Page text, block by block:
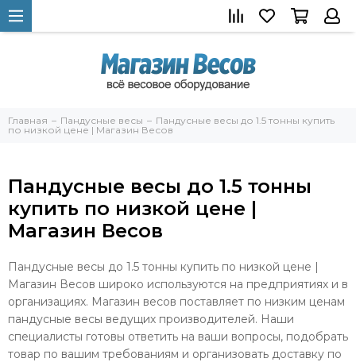
Главная Пандусные весы
Пандусные весы до 1.5 тонны купить
по низкой цене | Магазин Весов
Пандусные весы до 1.5 тонны
купить по низкой цене |
Магазин Весов
Пандусные весы до 1.5 тонны купить по низкой цене |
Магазин Весов широко используются на предприятиях и в
организациях. Магазин весов поставляет по низким ценам
пандусные весы ведущих производителей. Наши
специалисты готовы ответить на ваши вопросы, подобрать
товар по вашим требованиям и организовать доставку по